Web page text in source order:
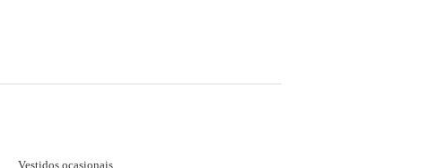
Vestidos ocasionais